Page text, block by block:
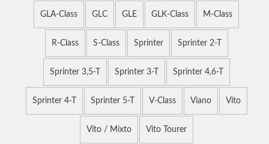
GLA-Class GLC GLE GLK-Class M-Class
R-Class S-Class Sprinter Sprinter 2-T
Sprinter 3,5-T Sprinter 3-T Sprinter 4,6-T
Sprinter 4-T Sprinter 5-T V-Class Viano Vito
Vito / Mixto Vito Tourer